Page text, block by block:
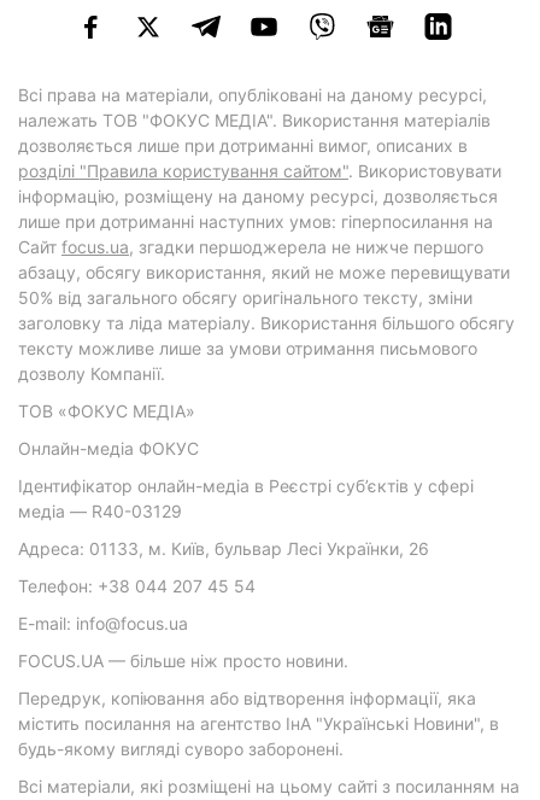
Всі права на матеріали, опубліковані на даному ресурсі,
належать ТОВ "ФОКУС МЕДІА". Використання матеріалів
дозволяється лише при дотриманні вимог, описаних в
розділі "Правила користування сайтом". Використовувати
інформацію, розміщену на даному ресурсі, дозволяється
лише при дотриманні наступних умов: гіперпосилання на
Cайт focus.ua, згадки першоджерела не нижче першого
абзацу, обсягу використання, який не може перевищувати
50% від загального обсягу оригінального тексту, зміни
заголовку та ліда матеріалу. Використання більшого обсягу
тексту можливе лише за умови отримання письмового
дозволу Компанії.
ТОВ «ФОКУС МЕДІА»
Онлайн-медіа ФОКУС
Ідентифікатор онлайн-медіа в Реєстрі суб’єктів у сфері
медіа — R40-03129
Адреса: 01133, м. Київ, бульвар Лесі Українки, 26
Телефон: +38 044 207 45 54
E-mail: info@focus.ua
FOCUS.UA — більше ніж просто новини.
Передрук, копіювання або відтворення інформації, яка
містить посилання на агентство ІнА "Українські Новини", в
будь-якому вигляді суворо заборонені.
Всі матеріали, які розміщені на цьому сайті з посиланням на